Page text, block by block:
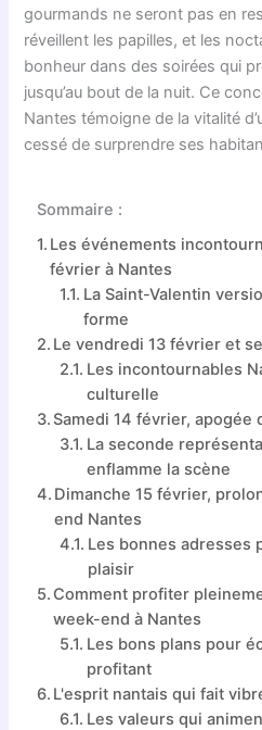
gourmands ne seront pas en
réveillent les papilles, et les
bonheur dans des soirées qui
jusqu’au bout de la nuit. Ce
Nantes témoigne de la vitalité
cessé de surprendre ses
Sommaire :
Les événements
février à Nantes
La Saint-Valentin
forme
Le vendredi 13 février et
Les incontournables
culturelle
Samedi 14 février,
La seconde
enflamme la scène
Dimanche 15 février,
end Nantes
Les bonnes adresses
plaisir
Comment profiter
week-end à Nantes
Les bons plans pour
profitant
L'esprit nantais qui fait
Les valeurs qui